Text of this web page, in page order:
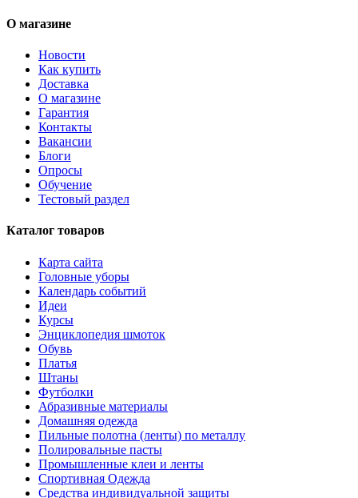
О магазине
Новости
Как купить
Доставка
О магазине
Гарантия
Контакты
Вакансии
Блоги
Опросы
Обучение
Тестовый раздел
Каталог товаров
Карта сайта
Головные уборы
Календарь событий
Идеи
Курсы
Энциклопедия шмоток
Обувь
Платья
Штаны
Футболки
Абразивные материалы
Домашняя одежда
Пильные полотна (ленты) по металлу
Полировальные пасты
Промышленные клеи и ленты
Спортивная Одежда
Средства индивидуальной защиты